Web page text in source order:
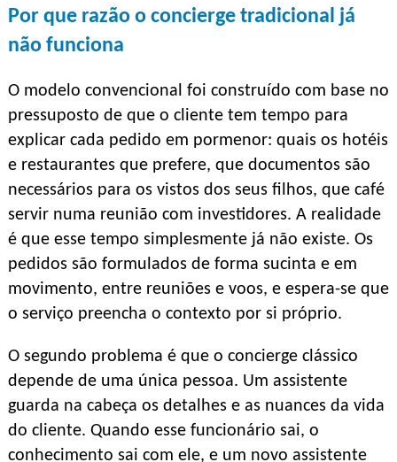
Por que razão o concierge tradicional já
não funciona
O modelo convencional foi construído com base no
pressuposto de que o cliente tem tempo para
explicar cada pedido em pormenor: quais os hotéis
e restaurantes que prefere, que documentos são
necessários para os vistos dos seus filhos, que café
servir numa reunião com investidores. A realidade
é que esse tempo simplesmente já não existe. Os
pedidos são formulados de forma sucinta e em
movimento, entre reuniões e voos, e espera-se que
o serviço preencha o contexto por si próprio.
O segundo problema é que o concierge clássico
depende de uma única pessoa. Um assistente
guarda na cabeça os detalhes e as nuances da vida
do cliente. Quando esse funcionário sai, o
conhecimento sai com ele, e um novo assistente